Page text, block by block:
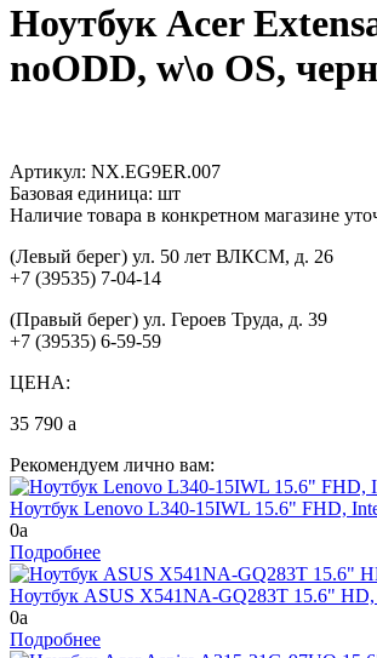
Ноутбук Acer
noODD, w\o OS,
Артикул: NX.EG9ER.007
Базовая единица: шт
Наличие товара в конкретном магазине
(Левый берег) ул. 50 лет ВЛКСМ, д. 26
+7 (39535) 7-04-14
(Правый берег) ул. Героев Труда, д. 39
+7 (39535) 6-59-59
ЦЕНА:
35 790 a
Рекомендуем лично вам:
Ноутбук Lenovo L340-15IWL 15.6" FHD,
0a
Подробнее
Ноутбук ASUS X541NA-GQ283T 15.6"
0a
Подробнее